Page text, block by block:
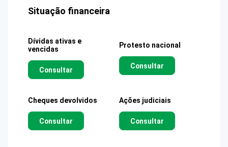
Situação financeira
Dívidas ativas e
vencidas
Consultar
Protesto nacional
Consultar
Cheques devolvidos
Consultar
Ações judiciais
Consultar